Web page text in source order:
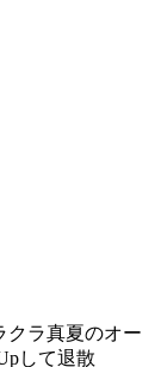
クラ真夏のオー
して退散